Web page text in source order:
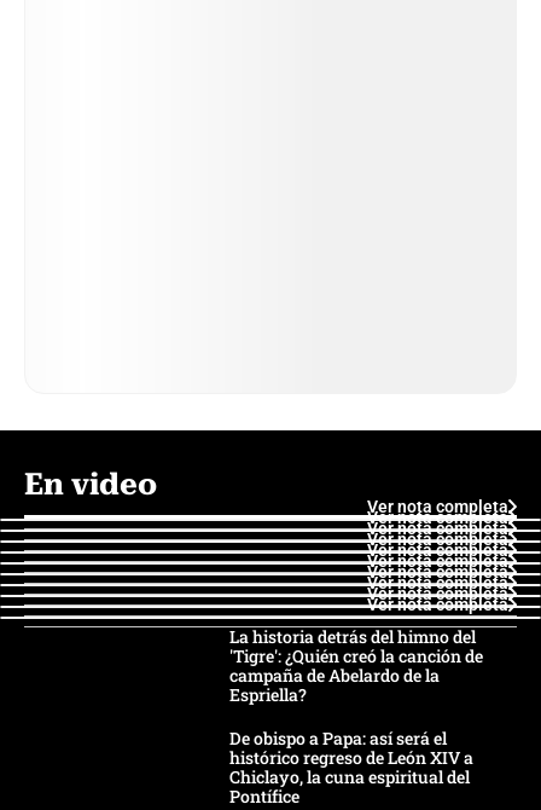
En video
Ver nota completa
Ver nota completa
Ver nota completa
Ver nota completa
Ver nota completa
Ver nota completa
Ver nota completa
Ver nota completa
Ver nota completa
Ver nota completa
La historia detrás del himno del
'Tigre': ¿Quién creó la canción de
campaña de Abelardo de la
Espriella?
De obispo a Papa: así será el
histórico regreso de León XIV a
Chiclayo, la cuna espiritual del
Pontífice